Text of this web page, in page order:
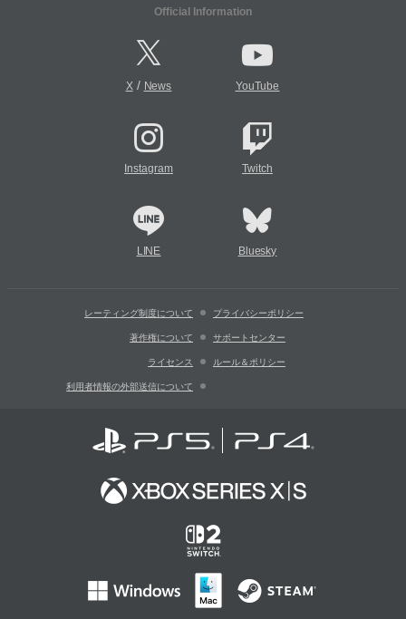
Official Information
X/ News YouTube
Instagram Twitch
LINE Bluesky
レーティング制度について プライバシーポリシー
著作権について サポートセンター
ライセンス ルール＆ポリシー
利用者情報の外部送信について